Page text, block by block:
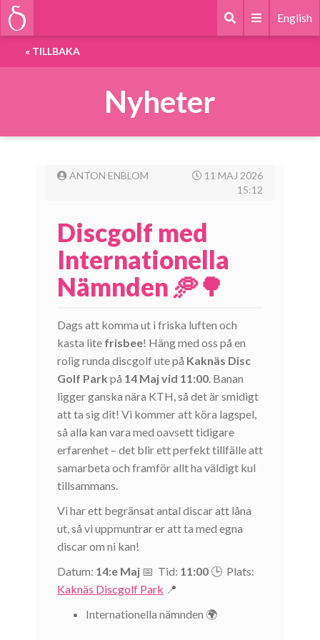
English
« TILLBAKA
Nyheter
ANTON ENBLOM
11 MAJ 2026
15:12
Discgolf med
Internationella
Nämnden 🥏🌳
Dags att komma ut i friska luften och
kasta lite frisbee! Häng med oss på en
rolig runda discgolf ute på Kaknäs Disc
Golf Park på 14 Maj vid 11:00. Banan
ligger ganska nära KTH, så det är smidigt
att ta sig dit! Vi kommer att köra lagspel,
så alla kan vara med oavsett tidigare
erfarenhet – det blir ett perfekt tillfälle att
samarbeta och framför allt ha väldigt kul
tillsammans.
Vi har ett begränsat antal discar att låna
ut, så vi uppmuntrar er att ta med egna
discar om ni kan!
Datum: 14:e Maj 📅 Tid: 11:00 🕒 Plats:
Kaknäs Discgolf Park 📍
Internationella nämnden 🌍